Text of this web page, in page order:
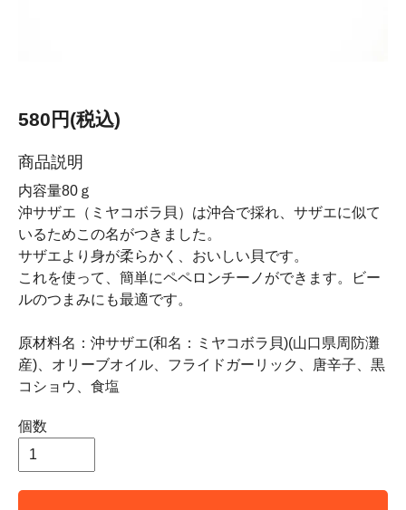
580円(税込)
商品説明
内容量80ｇ
沖サザエ（ミヤコボラ貝）は沖合で採れ、サザエに似て
いるためこの名がつきました。
サザエより身が柔らかく、おいしい貝です。
これを使って、簡単にペペロンチーノができます。ビー
ルのつまみにも最適です。
原材料名：沖サザエ(和名：ミヤコボラ貝)(山口県周防灘
産)、オリーブオイル、フライドガーリック、唐辛子、黒
コショウ、食塩
個数